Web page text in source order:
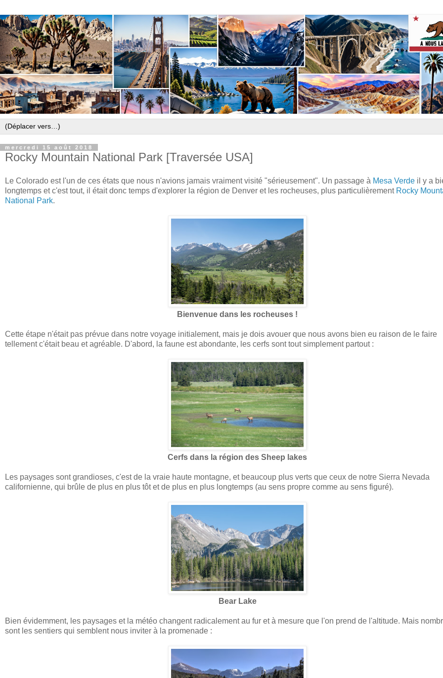
mercredi 15 août 2018
Rocky Mountain National Park [Traversée USA]
Le Colorado est l'un de ces états que nous n'avions jamais vraiment visité "sérieusement". Un passage à Mesa Verde il y a
longtemps et c'est tout, il était donc temps d'explorer la région de Denver et les rocheuses, plus particulièrement Rocky
National Park.
Bienvenue dans les rocheuses !
Cette étape n'était pas prévue dans notre voyage initialement, mais je dois avouer que nous avons bien eu raison de le faire
tellement c'était beau et agréable. D'abord, la faune est abondante, les cerfs sont tout simplement partout :
Cerfs dans la région des Sheep lakes
Les paysages sont grandioses, c'est de la vraie haute montagne, et beaucoup plus verts que ceux de notre Sierra Nevada
californienne, qui brûle de plus en plus tôt et de plus en plus longtemps (au sens propre comme au sens figuré).
Bear Lake
Bien évidemment, les paysages et la météo changent radicalement au fur et à mesure que l'on prend de l'altitude. Mais
sont les sentiers qui semblent nous inviter à la promenade :